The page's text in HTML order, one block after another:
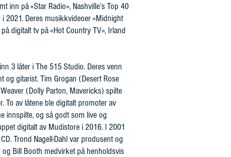
inn på «Star Radio», Nashville’s Top 40
2021. Deres musikkvideoer «Midnight
digitalt tv på «Hot Country TV», Irland
3 låter i The 515 Studio. Deres venn
og gitarist. Tim Grogan (Desert Rose
(Dolly Parton, Mavericks) spilte
To av låtene ble digitalt promoter av
innspilte, og så godt som live og
digitalt av Mudistore i 2016. I 2001
Trond Nagell-Dahl var produsent og
Bill Booth medvirket på henholdsvis